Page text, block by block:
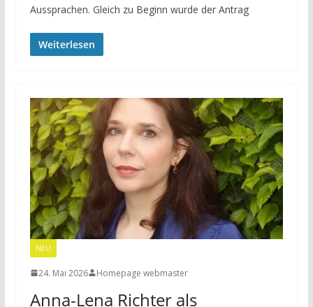
Aussprachen. Gleich zu Beginn wurde der Antrag
Weiterlesen
NEU
24. Mai 2026 Homepage webmaster
Anna-Lena Richter als